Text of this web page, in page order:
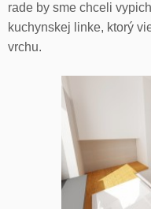
rade by sme chceli
kuchynskej linke, ktorý
vrchu.